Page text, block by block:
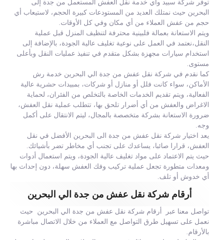
توفر شركة سبيد واي خدمة نقل العفش المستعمل من جدة إلى
البحرين حيث نمتلك العديد من المستودعات كبيرة الحجم، لاستيعاب أي
حجم من عفش العملاء من أي مكان وفي كل الأوقات.
ويتم الاستعانة بعمالة فلبينية محترفة لتنظيف المنزل قبل عملية
النقل،نعتمد في العمل على نوعية تغليف عالية الجودة، بالإضافة إلى
استخدام سيارات مجهزة بشكل متقدم في تنفيذ عمليات النقل وبأعلى
مستوى.
كما نقدم في شركة نقل عفش من جدة الي البحرين خدمة رش
الأماكن، سواء كانت فلل أو منازل أو شركات، بمبيدات حشرية عالية
الفعالية، ويتم تقديم الخدمات الخاصة بالتخلص من الفئران، لحماية
الاغراض والعفش من أي أضرار تلحق بها، تتطلب عملية نقل العفش،
ضرورة الاستعانة بشركة متخصصة بالمجال، ليتم الانتقال على أكمل
وجه.
يعد اختيار شركة نقل عفش من جدة الى البحرين الأفضل في نقل
العفش، قرارا صائبا، يساعدك على تجنب أي مخاطر تضر بأشيائك.
حيث يتم الاعتماد على مواد تغليف عالية الجودة، ويتم استعمال أدوات
ومعدات متطورة تجعل عملية تركيب وفك العفش سهلة، دون إحداث بها
أي خدوش أو تلف.
أرقام شركة نقل عفش من جدة الي البحرين
تواصل معنا عبر أرقام شركة نقل عفش من جدة الي البحرين حيث
نعمل على تسهيل طرق التواصل مع العملاء من خلال الاتصال مباشرة
بالأرقام.